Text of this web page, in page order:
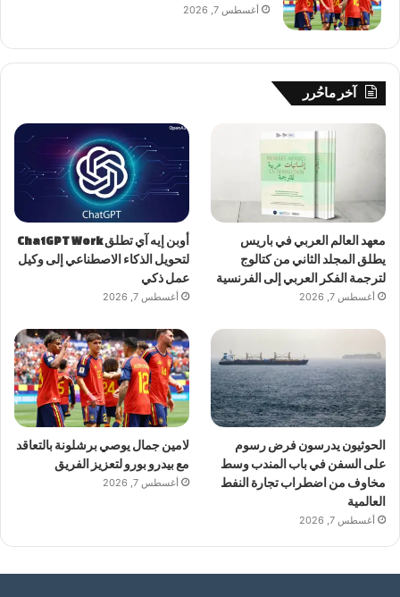
أغسطس 7, 2026
آخر ماحُرر
معهد العالم العربي في باريس
يطلق المجلد الثاني من كتالوج
لترجمة الفكر العربي إلى الفرنسية
أغسطس 7, 2026
أوبن إيه آي تطلق ChatGPT Work
لتحويل الذكاء الاصطناعي إلى وكيل
عمل ذكي
أغسطس 7, 2026
الحوثيون يدرسون فرض رسوم
على السفن في باب المندب وسط
مخاوف من اضطراب تجارة النفط
العالمية
أغسطس 7, 2026
لامين جمال يوصي برشلونة بالتعاقد
مع بيدرو بورو لتعزيز الفريق
أغسطس 7, 2026